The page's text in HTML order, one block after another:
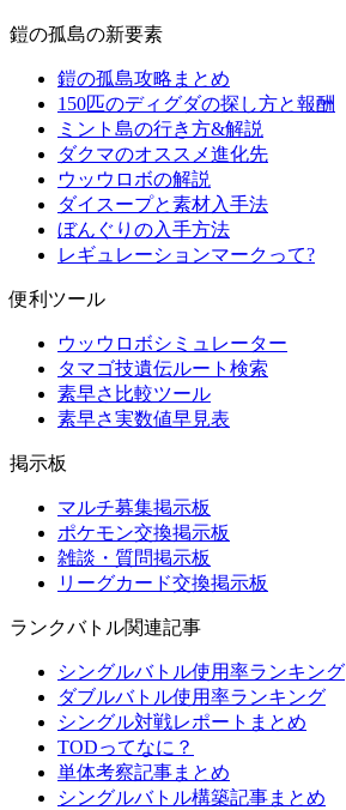
鎧の孤島の新要素
鎧の孤島攻略まとめ
150匹のディグダの探し方と報酬
ミント島の行き方&解説
ダクマのオススメ進化先
ウッウロボの解説
ダイスープと素材入手法
ぼんぐりの入手方法
レギュレーションマークって?
便利ツール
ウッウロボシミュレーター
タマゴ技遺伝ルート検索
素早さ比較ツール
素早さ実数値早見表
掲示板
マルチ募集掲示板
ポケモン交換掲示板
雑談・質問掲示板
リーグカード交換掲示板
ランクバトル関連記事
シングルバトル使用率ランキング
ダブルバトル使用率ランキング
シングル対戦レポートまとめ
TODってなに？
単体考察記事まとめ
シングルバトル構築記事まとめ